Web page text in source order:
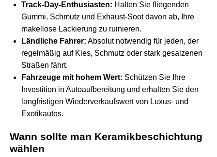
Track-Day-Enthusiasten: Halten Sie fliegenden
Gummi, Schmutz und Exhaust-Soot davon ab, Ihre
makellose Lackierung zu ruinieren.
Ländliche Fahrer: Absolut notwendig für jeden, der
regelmäßig auf Kies, Schmutz oder stark gesalzenen
Straßen fährt.
Fahrzeuge mit hohem Wert: Schützen Sie Ihre
Investition in Autoaufbereitung und erhalten Sie den
langfristigen Wiederverkaufswert von Luxus- und
Exotikautos.
Wann sollte man Keramikbeschichtung
wählen